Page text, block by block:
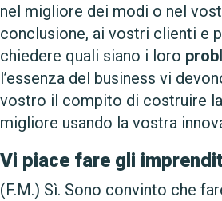
nel migliore dei modi o nel
conclusione, ai vostri clienti e
chiedere quali siano i loro
l’essenza del business vi
vostro il compito di costruire la
migliore usando la vostra
Vi piace fare gli
(F.M.) Sì. Sono convinto che